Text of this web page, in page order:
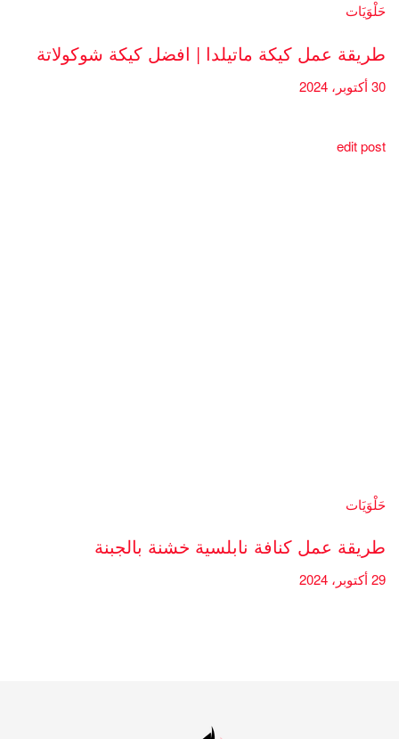
حَلْوَيَات
طريقة عمل كيكة ماتيلدا | افضل كيكة شوكولاتة
30 أكتوبر، 2024
edit post
حَلْوَيَات
طريقة عمل كنافة نابلسية خشنة بالجبنة
29 أكتوبر، 2024